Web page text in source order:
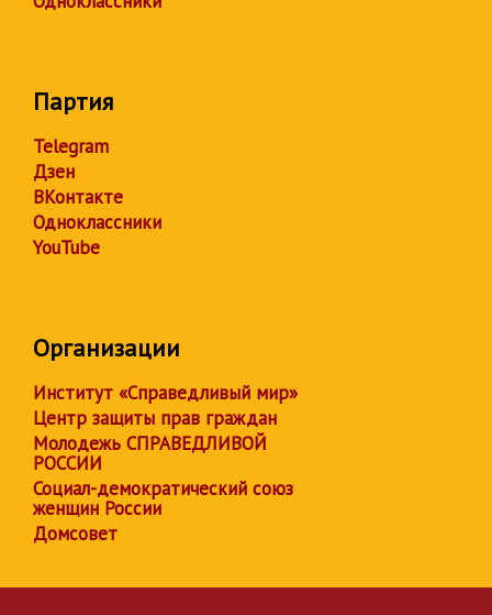
Партия
Telegram
Дзен
ВКонтакте
Одноклассники
YouTube
Организации
Институт «Справедливый мир»
Центр защиты прав граждан
Молодежь СПРАВЕДЛИВОЙ
РОССИИ
Социал-демократический союз
женщин России
Домсовет